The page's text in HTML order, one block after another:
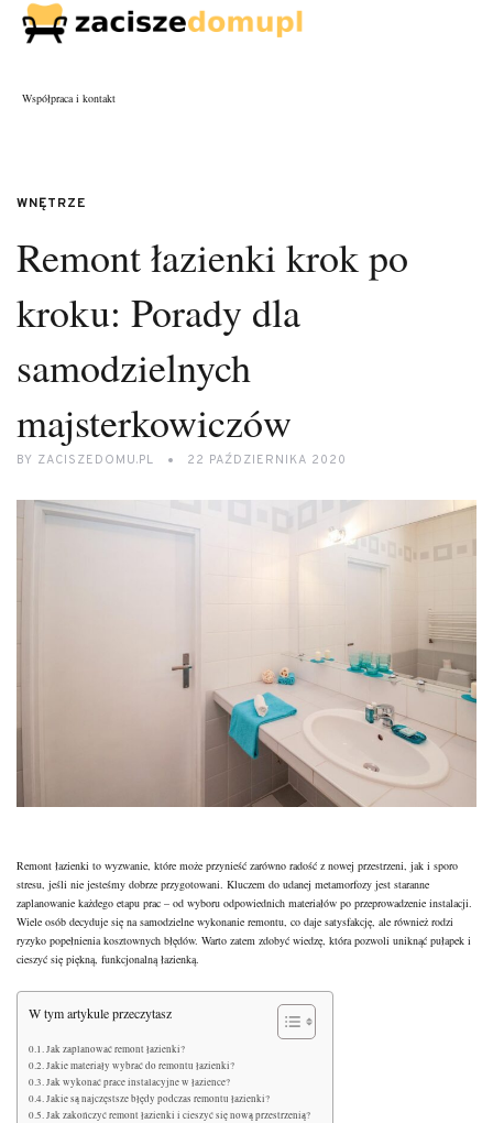
Współpraca i kontakt
WNĘTRZE
Remont łazienki krok po
kroku: Porady dla
samodzielnych
majsterkowiczów
BY ZACISZEDOMU.PL 22 PAŹDZIERNIKA 2020
Remont łazienki to wyzwanie, które może przynieść zarówno radość z nowej przestrzeni, jak i sporo
stresu, jeśli nie jesteśmy dobrze przygotowani. Kluczem do udanej metamorfozy jest staranne
zaplanowanie każdego etapu prac – od wyboru odpowiednich materiałów po przeprowadzenie instalacji.
Wiele osób decyduje się na samodzielne wykonanie remontu, co daje satysfakcję, ale również rodzi
ryzyko popełnienia kosztownych błędów. Warto zatem zdobyć wiedzę, która pozwoli uniknąć pułapek i
cieszyć się piękną, funkcjonalną łazienką.
W tym artykule przeczytasz
Jak zaplanować remont łazienki?
Jakie materiały wybrać do remontu łazienki?
Jak wykonać prace instalacyjne w łazience?
Jakie są najczęstsze błędy podczas remontu łazienki?
Jak zakończyć remont łazienki i cieszyć się nową przestrzenią?